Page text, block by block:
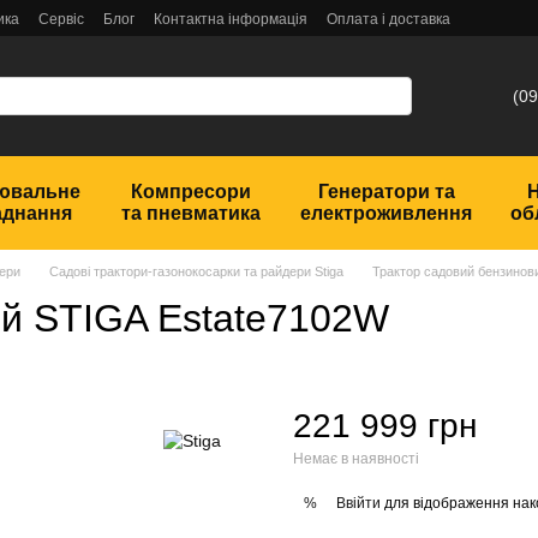
Сервіс Блог Контактна інформація
Оплата і доставка
Компресори
та пневматика
Генератори та
електроживлення
Садові трактори-газонокосарки та райдери Stiga Трактор садовий
STIGA Estate7102W
221 999 грн
Немає в наявності
% Ввійти для відображення